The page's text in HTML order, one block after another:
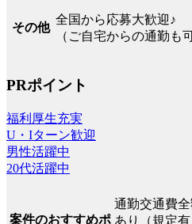
その他
全国から応募大歓迎♪
（ご自宅からの通勤も
PRポイント
福利厚生充実
U・Iターン歓迎
男性活躍中
20代活躍中
案件のおすすめポ
通勤交通費
あり（規定